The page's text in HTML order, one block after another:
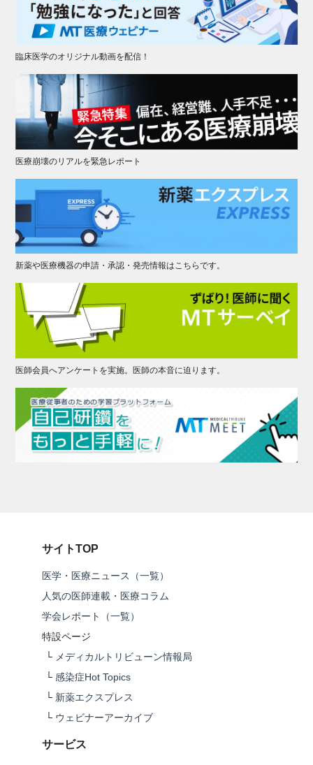
臨床医学のオリジナル動画を配信！
医療崩壊のリアルを緊急レポート
新薬や医療機器の申請・承認・発売情報はこちらです。
医師会員へアンケートを実施。医師の本音に迫ります。
サイトTOP
医学・医療ニュース（一覧）
人気の医師連載・医療コラム
学会レポート（一覧）
特設ページ
└ メディカルトリビューン情報局
└ 感染症Hot Topics
└ 新薬エクスプレス
└ ウェビナーアーカイブ
サービス